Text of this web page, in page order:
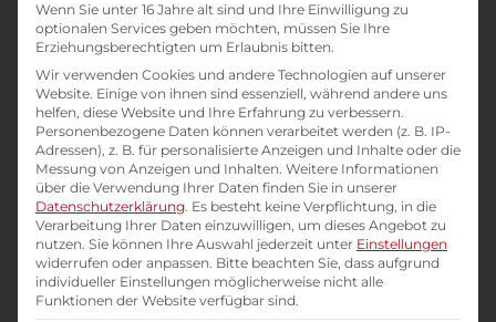
Impulsvortrag: Teamkultur stärken
Impulse für starke Team-
Wenn Sie unter 16 Jahre alt sind und Ihre Einwilligung zu
optionalen Services geben möchten, müssen Sie Ihre
Erziehungsberechtigten um Erlaubnis bitten.
Wir verwenden Cookies und andere Technologien auf unserer
Website. Einige von ihnen sind essenziell, während andere uns
helfen, diese Website und Ihre Erfahrung zu verbessern.
Personenbezogene Daten können verarbeitet werden (z. B. IP-
Adressen), z. B. für personalisierte Anzeigen und Inhalte oder die
Messung von Anzeigen und Inhalten. Weitere Informationen
über die Verwendung Ihrer Daten finden Sie in unserer
Datenschutzerklärung. Es besteht keine Verpflichtung, in die
Verarbeitung Ihrer Daten einzuwilligen, um dieses Angebot zu
nutzen. Sie können Ihre Auswahl jederzeit unter Einstellungen
widerrufen oder anpassen. Bitte beachten Sie, dass aufgrund
individueller Einstellungen möglicherweise nicht alle
Funktionen der Website verfügbar sind.